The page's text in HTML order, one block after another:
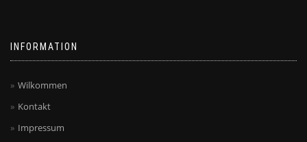
INFORMATION
Wilkommen
Kontakt
Impressum